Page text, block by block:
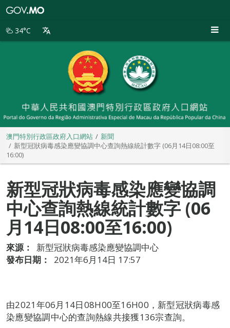
別
34°C
澳門特別行政區政府入口網站
新聞
新型冠狀病毒感染應變協調中心查詢熱線統計數字 (06月14日08:00至
16:00)
新型冠狀病毒感染應變協調
中心查詢熱線統計數字 (06
月14日08:00至16:00)
來源：
新型冠狀病毒感染應變協調中心
發布日期：
2021年6月14日 17:57
由2021年06月14日08H00至16H00，新型冠狀病毒感
染應變協調中心的查詢熱線共接獲136宗查詢。